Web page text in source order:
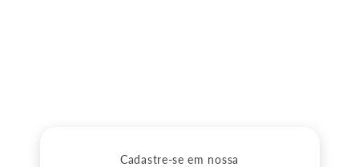
Cadastre-se em nossa